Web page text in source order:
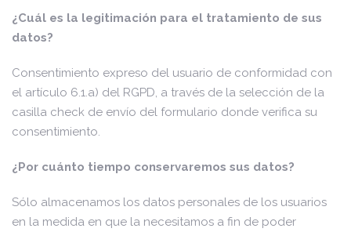
¿Cuál es la legitimación para el tratamiento de sus
datos?
Consentimiento expreso del usuario de conformidad con
el artículo 6.1.a) del RGPD, a través de la selección de la
casilla check de envío del formulario donde verifica su
consentimiento.
¿Por cuánto tiempo conservaremos sus datos?
Sólo almacenamos los datos personales de los usuarios
en la medida en que la necesitamos a fin de poder